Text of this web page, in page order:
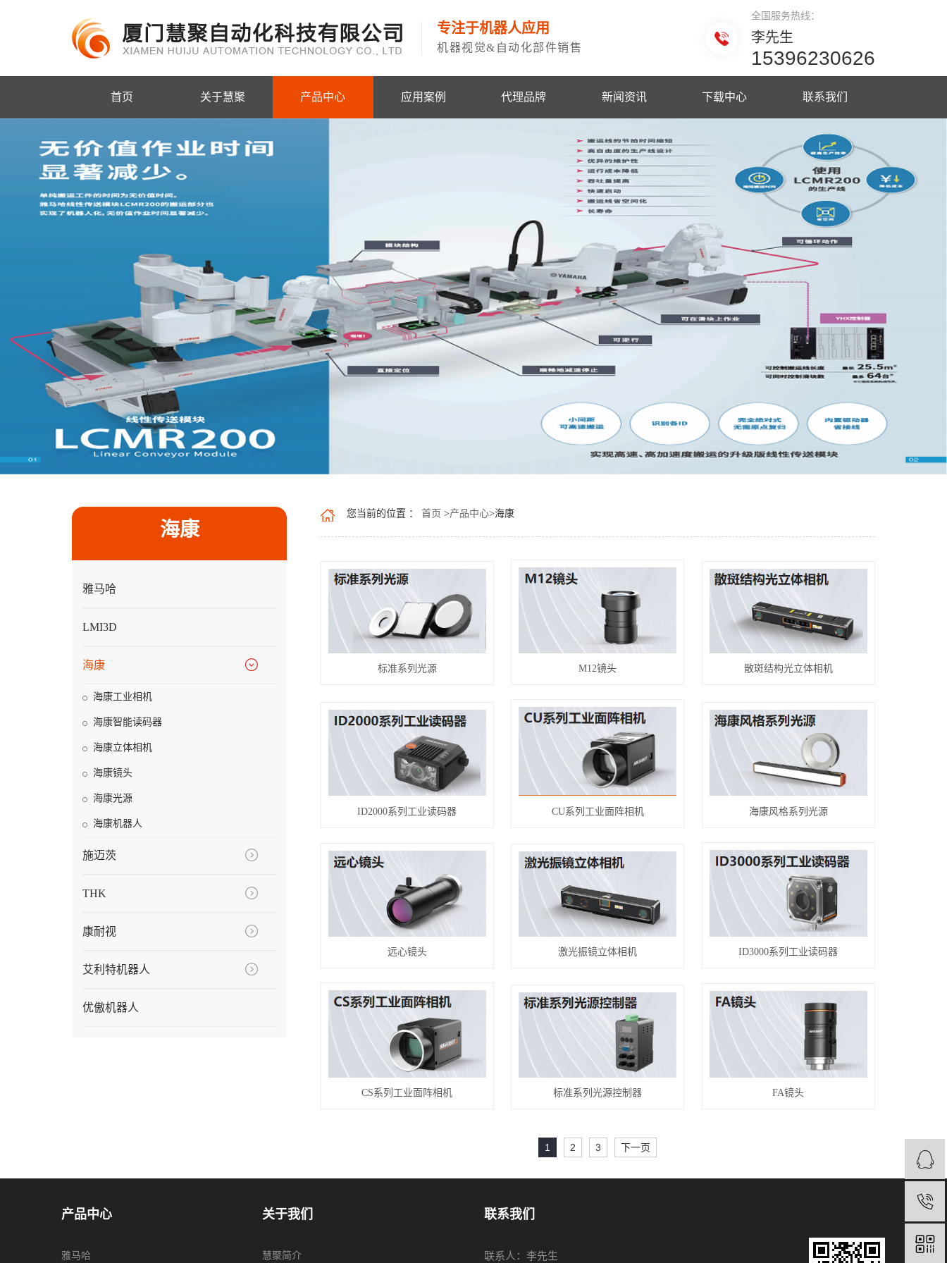
专注于机器人应用
机器视觉&自动化部件销售
全国服务热线：
李先生
15396230626
首页 关于慧聚 产品中心 应用案例 代理品牌 新闻资讯 下载中心 联系我们
海康
雅马哈
LMI3D
海康
海康工业相机
海康智能读码器
海康立体相机
海康镜头
海康光源
海康机器人
施迈茨
THK
康耐视
艾利特机器人
优傲机器人
您当前的位置 ： 首页 >产品中心>海康
标准系列光源 M12镜头 散斑结构光立体相机
ID2000系列工业读码器 CU系列工业面阵相机 海康风格系列光源
远心镜头 激光振镜立体相机 ID3000系列工业读码器
CS系列工业面阵相机 标准系列光源控制器 FA镜头
1 2 3 下一页
产品中心
雅马哈
关于我们
慧聚简介
联系我们
联系人：李先生